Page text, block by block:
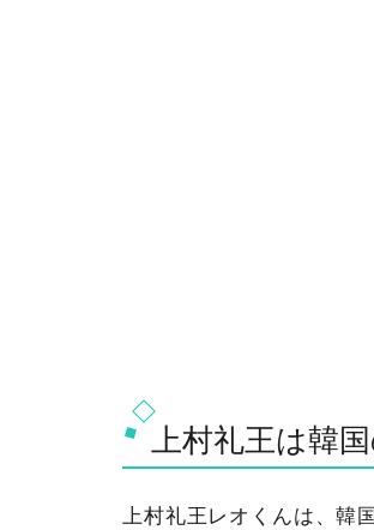
上村礼王は韓
上村礼王レオくんは、韓